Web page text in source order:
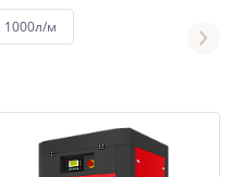
1000л/м